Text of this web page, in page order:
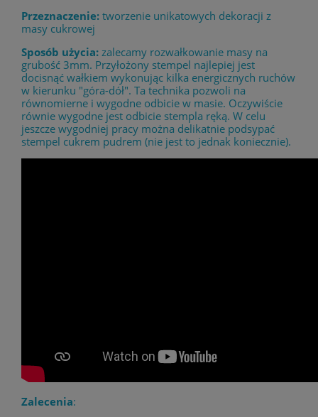
Przeznaczenie: tworzenie unikatowych dekoracji z
masy cukrowej
Sposób użycia: zalecamy rozwałkowanie masy na
grubość 3mm. Przyłożony stempel najlepiej jest
docisnąć wałkiem wykonując kilka energicznych ruchów
w kierunku "góra-dół". Ta technika pozwoli na
równomierne i wygodne odbicie w masie. Oczywiście
równie wygodne jest odbicie stempla ręką. W celu
jeszcze wygodniej pracy można delikatnie podsypać
stempel cukrem pudrem (nie jest to jednak koniecznie).
Zalecenia: